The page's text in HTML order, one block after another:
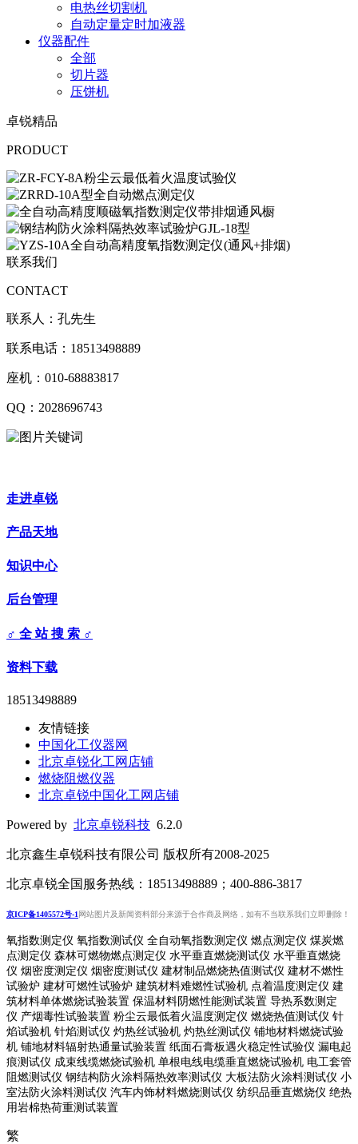
电热丝切割机
自动定量定时加液器
仪器配件
全部
切片器
压饼机
卓锐精品
PRODUCT
联系我们
CONTACT
联系人：孔先生
联系电话：18513498889
座机：010-68883817
QQ：2028696743
走进卓锐
产品天地
知识中心
后台管理
♂ 全 站 搜 索 ♂
资料下载
18513498889
友情链接
中国化工仪器网
北京卓锐化工网店铺
燃烧阻燃仪器
北京卓锐中国化工网店铺
Powered by 北京卓锐科技 6.2.0
北京鑫生卓锐科技有限公司 版权所有2008-2025
北京卓锐全国服务热线：18513498889；400-886-3817
京ICP备1405572号-1网站图片及新闻资料部分来源于合作商及网络，如有不当联系我们立即删除！
氧指数测定仪 氧指数测试仪 全自动氧指数测定仪 燃点测定仪 煤炭燃
点测定仪 森林可燃物燃点测定仪 水平垂直燃烧测试仪 水平垂直燃烧
仪 烟密度测定仪 烟密度测试仪 建材制品燃烧热值测试仪 建材不燃性
试验炉 建材可燃性试验炉 建筑材料难燃性试验机 点着温度测定仪 建
筑材料单体燃烧试验装置 保温材料阴燃性能测试装置 导热系数测定
仪 产烟毒性试验装置 粉尘云最低着火温度测定仪 燃烧热值测试仪 针
焰试验机 针焰测试仪 灼热丝试验机 灼热丝测试仪 铺地材料燃烧试验
机 铺地材料辐射热通量试验装置 纸面石膏板遇火稳定性试验仪 漏电起
痕测试仪 成束线缆燃烧试验机 单根电线电缆垂直燃烧试验机 电工套管
阻燃测试仪 钢结构防火涂料隔热效率测试仪 大板法防火涂料测试仪 小
室法防火涂料测试仪 汽车内饰材料燃烧测试仪 纺织品垂直燃烧仪 绝热
用岩棉热荷重测 试装置
繁